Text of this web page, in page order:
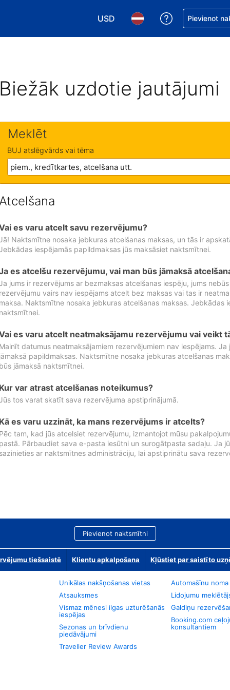
USD
Izvēlēties valūtu. Jūsu
Izvēlēties valodu. Jūsu
Saņemiet
Pievienot
uzdotie jautājumi
Meklēt
BUJ atslēgvārds vai tēma
es varu atcelt savu rezervējumu?
Naktsmītne nosaka jebkuras atcelšanas maksas, un tās ir
iespējamās papildmaksas jūs maksāsiet naktsmītnei.
es atcelšu rezervējumu, vai man būs jāmaksā
jums ir rezervējums ar bezmaksas atcelšanas iespēju, jums
vairs nav iespējams atcelt bez maksas vai tas ir
Naktsmītne nosaka jebkuras atcelšanas maksas. Jebkādas
es varu atcelt neatmaksājamu rezervējumu vai veikt
datumus neatmaksājamiem rezervējumiem nav iespējams.
papildmaksas. Naktsmītne nosaka jebkuras atcelšanas
jāmaksā naktsmītnei.
var atrast atcelšanas noteikumus?
tos varat skatīt sava rezervējuma apstiprinājumā.
es varu uzzināt, ka mans rezervējums ir atcelts?
tam, kad jūs atcelsiet rezervējumu, izmantojot mūsu
Pārbaudiet sava e-pasta iesūtni un surogātpasta sadaļu. Ja
ar naktsmītnes administrāciju, lai apstiprinātu sava
Pievienot naktsmītni
tiešsaistē Klientu apkalpošana Kļūstiet par saistīto
Unikālas nakšņošanas vietas
Atsauksmes
Vismaz mēnesi ilgas uzturēšanās
iespējas
Sezonas un brīvdienu
piedāvājumi
Traveller Review Awards
Automašīnu noma
Lidojumu
Galdiņu
Booking.com
konsultantiem